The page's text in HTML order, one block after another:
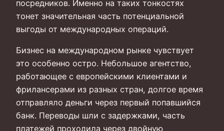
посредников. Именно на таких тонкостях
тонет значительная часть потенциальной
выгоды от международных операций.
Бизнес на международном рынке чувствует
это особенно остро. Небольшое агентство,
работающее с европейскими клиентами и
фрилансерами из разных стран, долгое время
отправляло деньги через первый попавшийся
банк. Переводы шли с задержками, часть
платежей проходила через двойную